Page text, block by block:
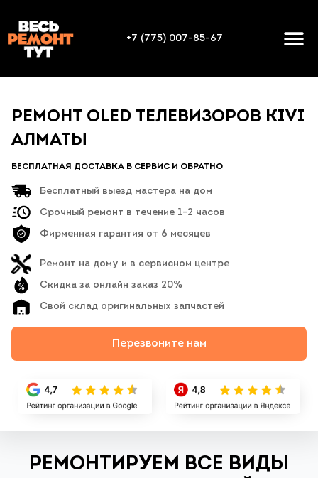
+7 (775) 007-85-67
РЕМОНТ OLED ТЕЛЕВИЗОРОВ KIVI
АЛМАТЫ
БЕСПЛАТНАЯ ДОСТАВКА В СЕРВИС И ОБРАТНО
Бесплатный выезд мастера на дом
Срочный ремонт в течение 1-2 часов
Фирменная гарантия от 6 месяцев
Ремонт на дому и в сервисном центре
Скидка за онлайн заказ 20%
Свой склад оригинальных запчастей
Перезвоните нам
РЕМОНТИРУЕМ ВСЕ ВИДЫ